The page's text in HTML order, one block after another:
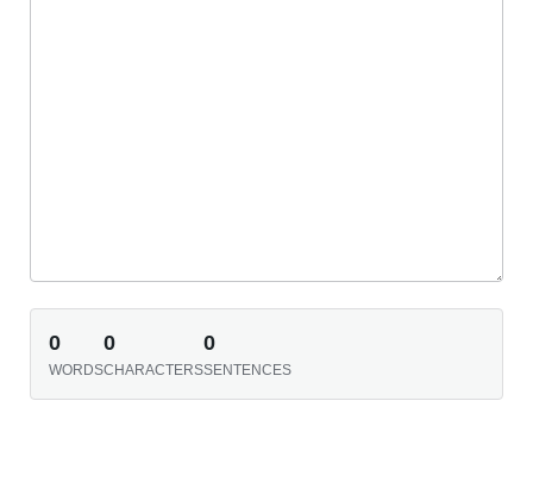
0
WORDS
0
CHARACTERS
0
SENTENCES